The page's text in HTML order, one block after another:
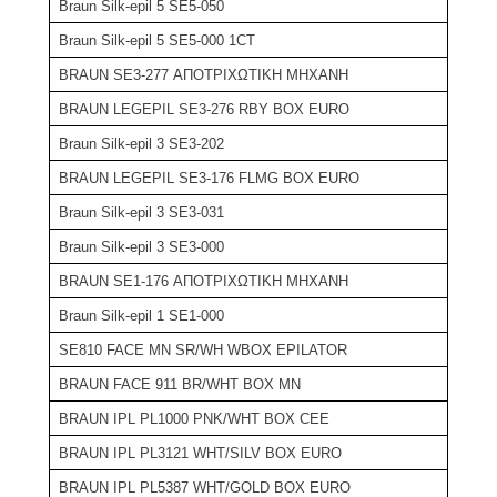
Braun Silk-epil 5 SE5-050
Braun Silk-epil 5 SE5-000 1CT
BRAUN SE3-277 ΑΠΟΤΡΙΧΩΤΙΚΗ ΜΗΧΑΝΗ
BRAUN LEGEPIL SE3-276 RBY BOX EURO
Braun Silk-epil 3 SE3-202
BRAUN LEGEPIL SE3-176 FLMG BOX EURO
Braun Silk-epil 3 SE3-031
Braun Silk-epil 3 SE3-000
BRAUN SE1-176 ΑΠΟΤΡΙΧΩΤΙΚΗ ΜΗΧΑΝΗ
Braun Silk-epil 1 SE1-000
SE810 FACE MN SR/WH WBOX EPILATOR
BRAUN FACE 911 BR/WHT BOX MN
BRAUN IPL PL1000 PNK/WHT BOX CEE
BRAUN IPL PL3121 WHT/SILV BOX EURO
BRAUN IPL PL5387 WHT/GOLD BOX EURO